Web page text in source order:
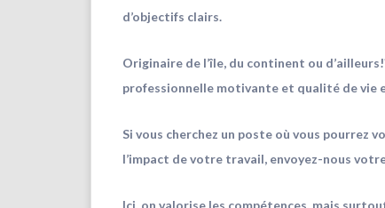
d’objectifs clairs.
Originaire de l’île, du continent ou
professionnelle motivante et qualité de vie
Si vous cherchez un poste où vous pourrez
l’impact de votre travail, envoyez-nous
Ici, on valorise les compétences. mais